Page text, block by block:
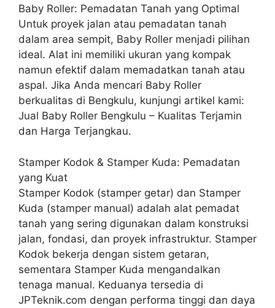
Baby Roller: Pemadatan Tanah yang Optimal
Untuk proyek jalan atau pemadatan tanah
dalam area sempit, Baby Roller menjadi pilihan
ideal. Alat ini memiliki ukuran yang kompak
namun efektif dalam memadatkan tanah atau
aspal. Jika Anda mencari Baby Roller
berkualitas di Bengkulu, kunjungi artikel kami:
Jual Baby Roller Bengkulu – Kualitas Terjamin
dan Harga Terjangkau.
Stamper Kodok & Stamper Kuda: Pemadatan
yang Kuat
Stamper Kodok (stamper getar) dan Stamper
Kuda (stamper manual) adalah alat pemadat
tanah yang sering digunakan dalam konstruksi
jalan, fondasi, dan proyek infrastruktur. Stamper
Kodok bekerja dengan sistem getaran,
sementara Stamper Kuda mengandalkan
tenaga manual. Keduanya tersedia di
JPTeknik.com dengan performa tinggi dan daya